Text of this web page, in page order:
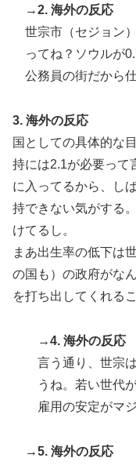
→2. 海外の反応
世宗市（セジョン
ってね？ソウルが
公務員の街だから
3. 海外の反応
国としての具体的な
持には2.1が必要って
に入ってるから、し
持できない気がする
けてるし。
まあ出生率の低下は
の国も）の政府がな
を打ち出してくれる
→4. 海外の反応
言う通り、世宗
うね。若い世代
雇用の安定がマ
→5. 海外の反応